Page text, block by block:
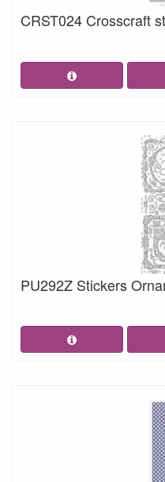
CRST024 Crosscraft
PU292Z Stickers